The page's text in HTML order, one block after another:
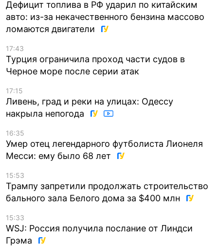
Дефицит топлива в РФ ударил по китайским
авто: из-за некачественного бензина массово
ломаются двигатели
17:43
Турция ограничила проход части судов в
Черное море после серии атак
17:15
Ливень, град и реки на улицах: Одессу
накрыла непогода
16:35
Умер отец легендарного футболиста Лионеля
Месси: ему было 68 лет
15:53
Трампу запретили продолжать строительство
бального зала Белого дома за $400 млн
15:33
WSJ: Россия получила послание от Линдси
Грэма